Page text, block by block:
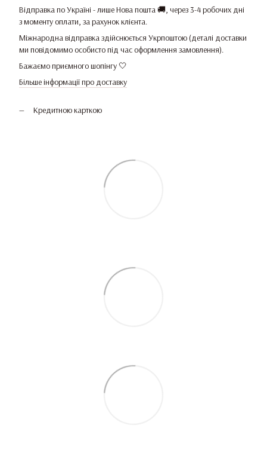
Відправка по Україні - лише Нова пошта 🚚, через 3-4 робочих дні
з моменту оплати, за рахунок клієнта.
Міжнародна відправка здійснюється Укрпоштою (деталі доставки
ми повідомимо особисто під час оформлення замовлення).
Бажаємо приємного шопінгу 🤍
Більше інформації про доставку
Кредитною карткою